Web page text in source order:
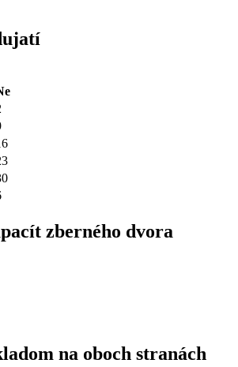
zberného dvora
na oboch stranách